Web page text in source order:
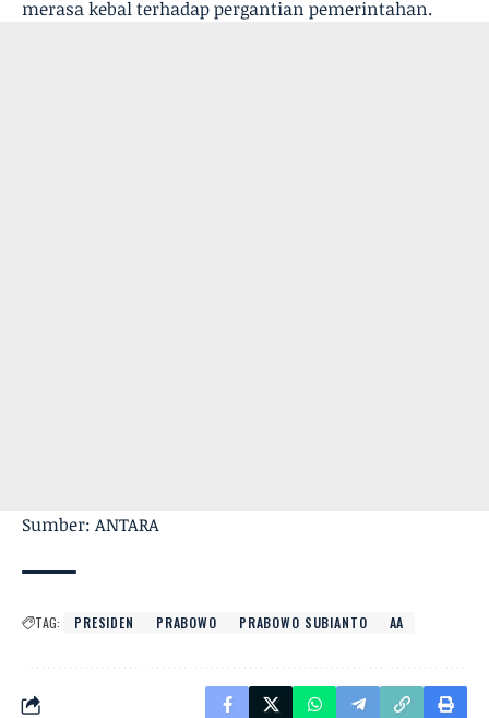
merasa kebal terhadap pergantian pemerintahan.
Sumber: ANTARA
TAG: PRESIDEN PRABOWO PRABOWO SUBIANTO AA